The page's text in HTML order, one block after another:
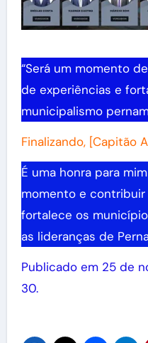
“Será um momento
de experiências e
municipalismo
Finalizando, [Capitão
É uma honra para
momento e
fortalece os
as lideranças de
Publicado em 25 de
30.